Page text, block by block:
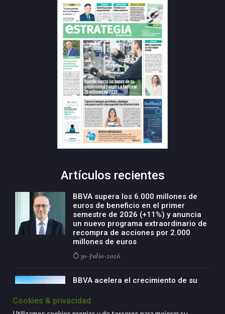
Artículos recientes
BBVA supera los 6.000 millones de
euros de beneficio en el primer
semestre de 2026 (+11%) y anuncia
un nuevo programa extraordinario de
recompra de acciones por 2.000
millones de euros
30-Julio-2026
BBVA acelera el crecimiento de su
de especialización presente en siete
Cookies & privacidad